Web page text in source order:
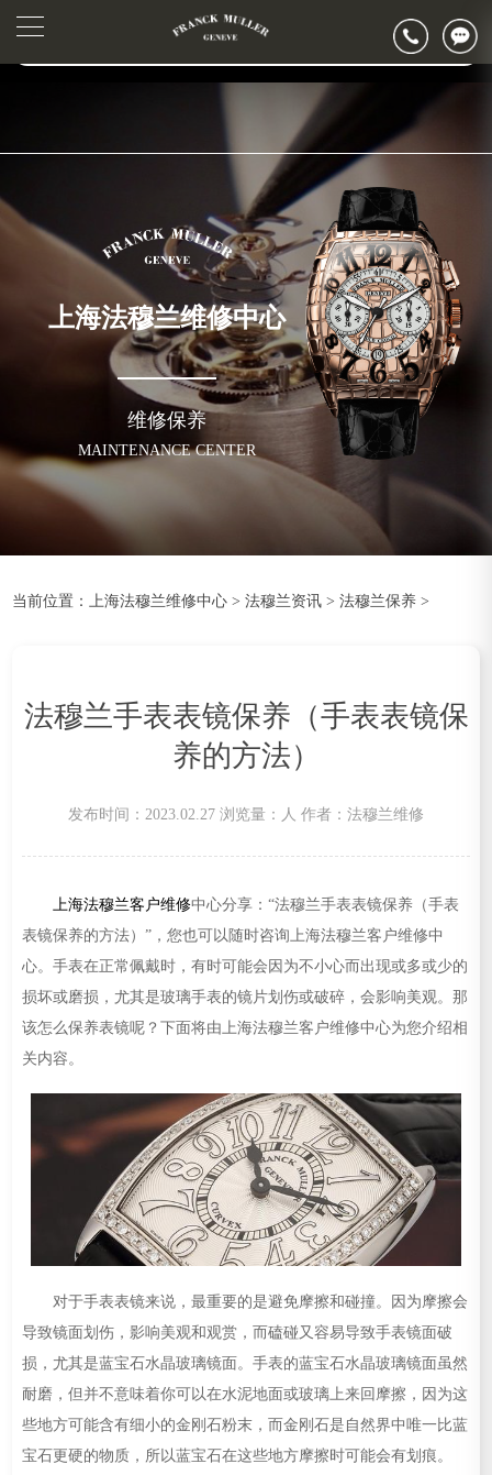
▲
▼
2026年6月法穆兰上海市售后服务网络优化升级公告
2026年6月上海市法穆兰官方售后客户服务热线：400-006-0073
节假日正常营业！
上海法穆兰维修中心
维修保养
MAINTENANCE CENTER
当前位置： 上海法穆兰维修中心 >法穆兰资讯 >法穆兰保养 >
法穆兰手表表镜保养（手表表镜保
养的方法）
发布时间：2023.02.27 浏览量： 人 作者：法穆兰维修
上海法穆兰客户维修中心分享：“法穆兰手表表镜保养（手表
表镜保养的方法）”，您也可以随时咨询上海法穆兰客户维修中
心。手表在正常佩戴时，有时可能会因为不小心而出现或多或少的
损坏或磨损，尤其是玻璃手表的镜片划伤或破碎，会影响美观。那
该怎么保养表镜呢？下面将由上海法穆兰客户维修中心为您介绍相
关内容。
对于手表表镜来说，最重要的是避免摩擦和碰撞。因为摩擦会
导致镜面划伤，影响美观和观赏，而磕碰又容易导致手表镜面破
损，尤其是蓝宝石水晶玻璃镜面。手表的蓝宝石水晶玻璃镜面虽然
耐磨，但并不意味着你可以在水泥地面或玻璃上来回摩擦，因为这
些地方可能含有细小的金刚石粉末，而金刚石是自然界中唯一比蓝
宝石更硬的物质，所以蓝宝石在这些地方摩擦时可能会有划痕。